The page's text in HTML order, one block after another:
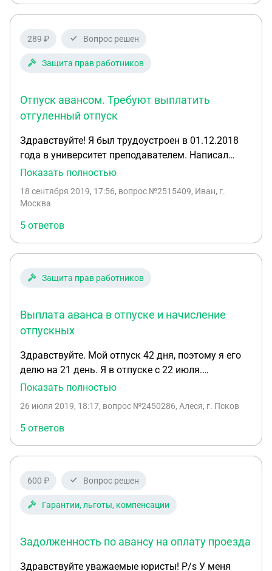
захватив январь.Как мне поступить.Спасибо
заранее за ответ.
289 ₽ Вопрос решен
Защита прав работников
Отпуск авансом. Требуют выплатить
отгуленный отпуск
Здравствуйте! Я был трудоустроен в 01.12.2018
года в университет преподавателем. Написал
заявление на увольнение. По-идее 19.09.2019 года
сентябре я не работал, написал за свой счет и
Сейчас звонят из бухгалтерии и говорят, что у
меня долг перед университетом 17555, т.к. я
проработал не полный учебный год, а отгулял
полный отпуск (56 дней вроде бы). Подскажите,
пожалуйста, разве я должен что-то выплачивать?
полный отпуск мне. Я не помню, чтобы какие-
нибудь подписывал заявления об отпуске на 56
завтра не отдать трудовую книжку на руки?
Официального письма от них нет еще. Завтра
получу копию на руки.
Показать полностью
18 сентября 2019, 17:56, вопрос №2515409, Иван, г.
Москва
5 ответов
Защита прав работников
Выплата аванса в отпуске и начисление
отпускных
Здравствуйте. Мой отпуск 42 дня, поэтому я его
делю на 21 день. Я в отпуске с 22 июля.
Отпускные получила накануне. Зарплата 13го
22 июля должна ли я получить аванс 27 июля??
Показать полностью
26 июля 2019, 18:17, вопрос №2450286, Алеся, г. Псков
5 ответов
600 ₽ Вопрос решен
Гарантии, льготы, компенсации
Задолженность по авансу на оплату проезда
Здравствуйте уважаемые юристы! P/s У меня